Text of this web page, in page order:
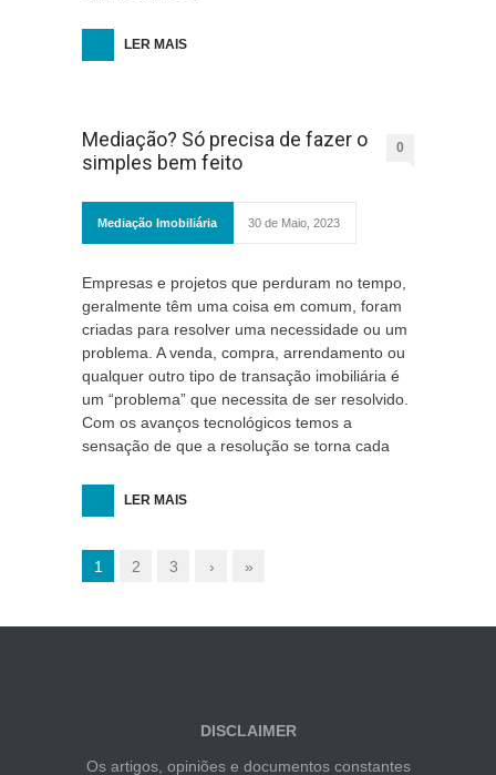
LER MAIS
Mediação? Só precisa de fazer o
simples bem feito
0
Mediação Imobiliária 30 de Maio, 2023
Empresas e projetos que perduram no tempo,
geralmente têm uma coisa em comum, foram
criadas para resolver uma necessidade ou um
problema. A venda, compra, arrendamento ou
qualquer outro tipo de transação imobiliária é
um “problema” que necessita de ser resolvido.
Com os avanços tecnológicos temos a
sensação de que a resolução se torna cada
LER MAIS
1 2 3 › »
DISCLAIMER
Os artigos, opiniões e documentos constantes